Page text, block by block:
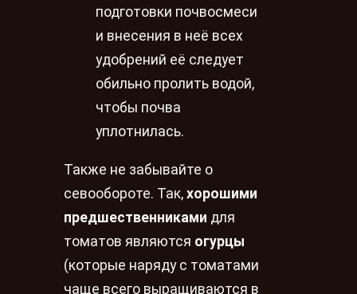
подготовки почвосмеси
и внесения в неё всех
удобрений её следует
обильно пролить водой,
чтобы почва
уплотнилась.
Также не забывайте о
севообороте. Так, хорошими
предшественниками для
томатов являются огурцы
(которые наряду с томатами
чаще всего выращиваются в